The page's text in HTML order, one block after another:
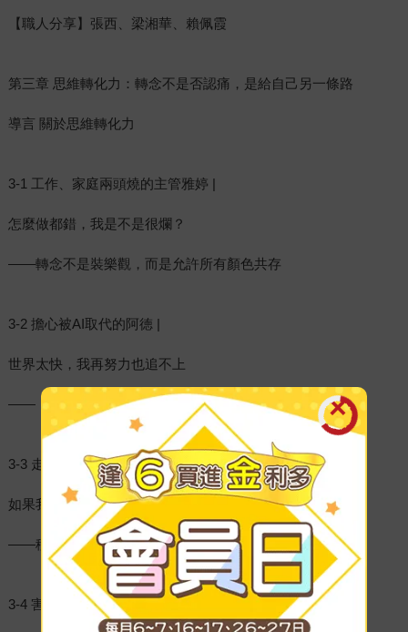
【職人分享】張西、梁湘華、賴佩霞
第三章 思維轉化力：轉念不是否認痛，是給自己另一條路
導言 關於思維轉化力
3-1 工作、家庭兩頭燒的主管雅婷 |
怎麼做都錯，我是不是很爛？
——轉念不是裝樂觀，而是允許所有顏色共存
3-2 擔心被AI取代的阿徳 |
世界太快，我再努力也追不上
——「換句話說」，找回重新出發的力量
3-3 走不出喪寵之痛的Sam |
如果我早點行動，牠或許還在
——移動思維的位置，重新找到前進的力量
3-4 害怕轉職的傳產行政怡萱 |